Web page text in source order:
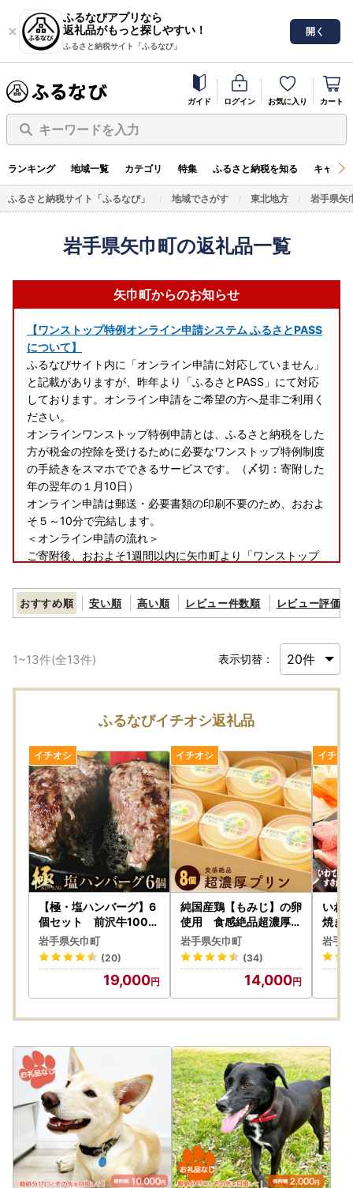
ふるなびアプリなら
返礼品がもっと探しやすい！
ふるさと納税サイト「ふるなび」
開く
ガイド ログイン お気に入り カート
キーワードを入力
ランキング 地域一覧 カテゴリ 特集 ふるさと納税を知る キャン
ふるさと納税サイト「ふるなび」 地域でさがす 東北地方 岩手県矢
岩手県矢巾町の返礼品一覧
矢巾町からのお知らせ
【ワンストップ特例オンライン申請システム ふるさとPASS
について】
ふるなびサイト内に「オンライン申請に対応していません」
と記載がありますが、昨年より「ふるさとPASS」にて対応
しております。オンライン申請をご希望の方へ是非ご利用く
ださい。
オンラインワンストップ特例申請とは、ふるさと納税をした
方が税金の控除を受けるために必要なワンストップ特例制度
の手続きをスマホでできるサービスです。（〆切：寄附した
年の翌年の１月10日）
オンライン申請は郵送・必要書類の印刷不要のため、おおよ
そ５～10分で完結します。
＜オンライン申請の流れ＞
ご寄附後、おおよそ1週間以内に矢巾町より「ワンストップ
ます。
寄附をした年、寄附をした自治体、寄附番号（ワンストップ
【お申込みについての注意事項】
※ご不在日や住所変更の連絡がなく、返礼品が事業者へ返送
されると再送はできません。
また、返礼品出荷後に配送先が変更になる場合の転送費用は
受取人様負担となります。
※ 矢巾町民の方が矢巾町へのふるさと納税を行われた場合に
は、お礼品を発送することができません。
【ふるさと納税に係る総務大臣の指定について】
地方税法が改定され、ふるさと納税の対象団体となるために
は、総務大臣の指定が必要となりました。
矢巾町は、令和７年10月1日から令和８年9月30日までの期
間、ふるさと納税の対象となる地方団体の指定を受けまし
た。
今後とも、矢巾町ふるさと納税において、魅力溢れる返礼品
を提供・企画してまいりますので、引き続き岩手県矢巾町を
よろしくお願いいたします。
【ポイント付与に関する重要なお知らせ】
制度改正により、2025年10月１日から、ふるさと納税にお
けるポイント付与が全ポータルサイトにおいて禁止となりま
す。
（2025年９月30日までにご寄附いただいた場合は、ポイン
ト付与の対象となります。）
また、制度改正直前は寄附申込の駆け込みが予想されるた
め、ポータルサイト内へのアクセスが集中する可能性がござ
おすすめ順 安い順 高い順 レビュー件数順 レビュー評価順
1~13件(全13件) 表示切替：
ふるなびイチオシ返礼品
【極・塩ハンバーグ】6
個セット 前沢牛100％
使用 訳あり/肉 高級 牛
牛肉 和牛 前沢牛 奥州 ブ
ランド牛 極 国産牛 塩 岩
塩 個包装 人気 返礼品 バ
ーベキュー おいしい 冷
の日 母の日 記念日 送料
無料 プレゼント ギフト
贈答 おすすめ お取り寄
せ
岩手県矢巾町
(20)
19,000
純国産鶏【もみじ】の卵
使用 食感絶品超濃厚プ
リン8個/人気返礼品 ス
イーツ 産地直送 手作り
プリン ぷりん お取り寄
せ 厳選卵 硬め 安心 安全
高評価 ふるさと ご褒美
岩手県矢巾町
(34)
14,000
いわ
焼き
g/牛
肩ロ
ブラ
テー
寄せ
岩手